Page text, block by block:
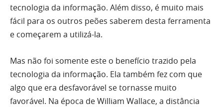
tecnologia da informação. Além disso, é muito mais
fácil para os outros peões saberem desta ferramenta
e começarem a utilizá-la.
Mas não foi somente este o benefício trazido pela
tecnologia da informação. Ela também fez com que
algo que era desfavorável se tornasse muito
favorável. Na época de William Wallace, a distância